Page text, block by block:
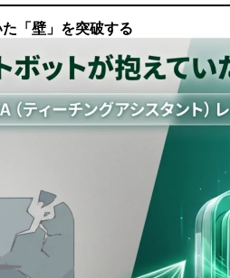
「壁」を突破する